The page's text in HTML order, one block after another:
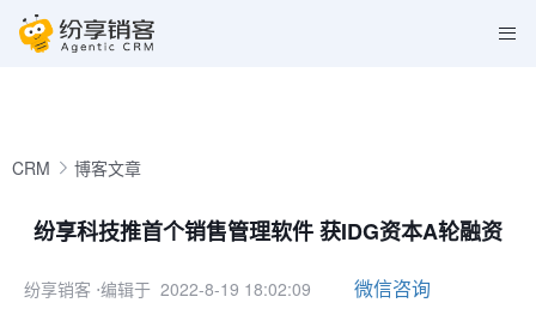
CRM 博客文章
纷享科技推首个销售管理软件 获IDG资本A轮融资
纷享销客 ⋅编辑于 2022-8-19 18:02:09 微信咨询